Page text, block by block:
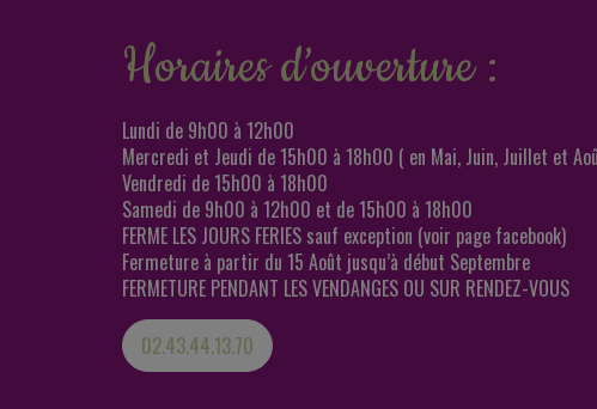
Horaires d’ouverture :
Lundi de 9h00 à 12h00
Mercredi et Jeudi de 15h00 à 18h00 ( en Mai, Juin, Juillet et
Vendredi de 15h00 à 18h00
Samedi de 9h00 à 12h00 et de 15h00 à 18h00
FERME LES JOURS FERIES sauf exception (voir page facebook)
Fermeture à partir du 15 Août jusqu’à début Septembre
FERMETURE PENDANT LES VENDANGES OU SUR RENDEZ-VOUS
02.43.44.13.70